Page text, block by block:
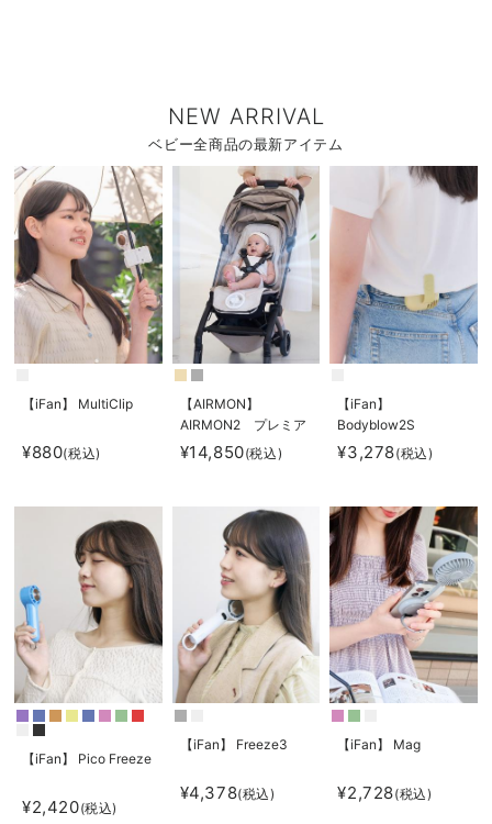
NEW ARRIVAL
ベビー全商品の最新アイテム
【iFan】 MultiClip
¥880(税込)
【AIRMON】
AIRMON2 プレミア
ム
¥14,850(税込)
【iFan】
Bodyblow2S
¥3,278(税込)
【iFan】 Pico Freeze
¥2,420(税込)
【iFan】 Freeze3
¥4,378(税込)
【iFan】 Mag
¥2,728(税込)